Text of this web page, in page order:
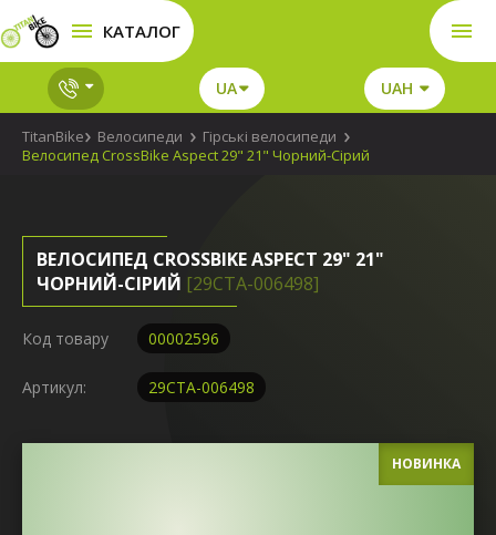
КАТАЛОГ
UA UAH
TitanBike Велосипеди
Гірські велосипеди
Велосипед CrossBike Aspect 29" 21" Чорний-Сірий
ВЕЛОСИПЕД CROSSBIKE ASPECT 29" 21"
ЧОРНИЙ-СІРИЙ [29СTA-006498]
Код товару 00002596
Артикул: 29СTA-006498
НОВИНКА